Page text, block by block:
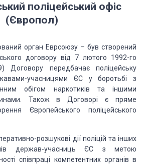
поліцейський офіс
(Європол)
орган Еврсоюзу – був створений
договору від 7 лютого 1992-го
Договору передбачає поліцейську
учасницями ЄС у боротьбі з
обігом наркотиків та іншими
Також в Договорі є пряме
Європейського поліцейського
розшукові дії поліцій та інших
держав-учасниць ЄС з метою
співпраці компетентних органів в